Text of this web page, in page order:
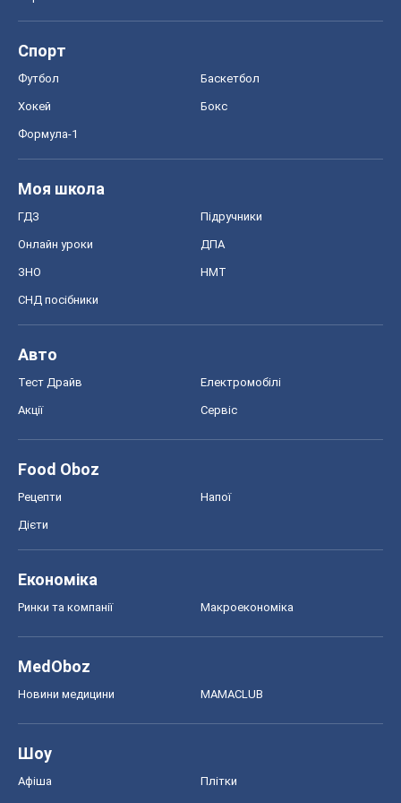
Спорт
Футбол Баскетбол
Хокей Бокс
Формула-1
Моя школа
ГДЗ Підручники
Онлайн уроки ДПА
ЗНО НМТ
СНД посібники
Авто
Тест Драйв Електромобілі
Акції Сервіс
Food Oboz
Рецепти Напої
Дієти
Економіка
Ринки та компанії Макроекономіка
MedOboz
Новини медицини MAMACLUB
Шоу
Афіша Плітки